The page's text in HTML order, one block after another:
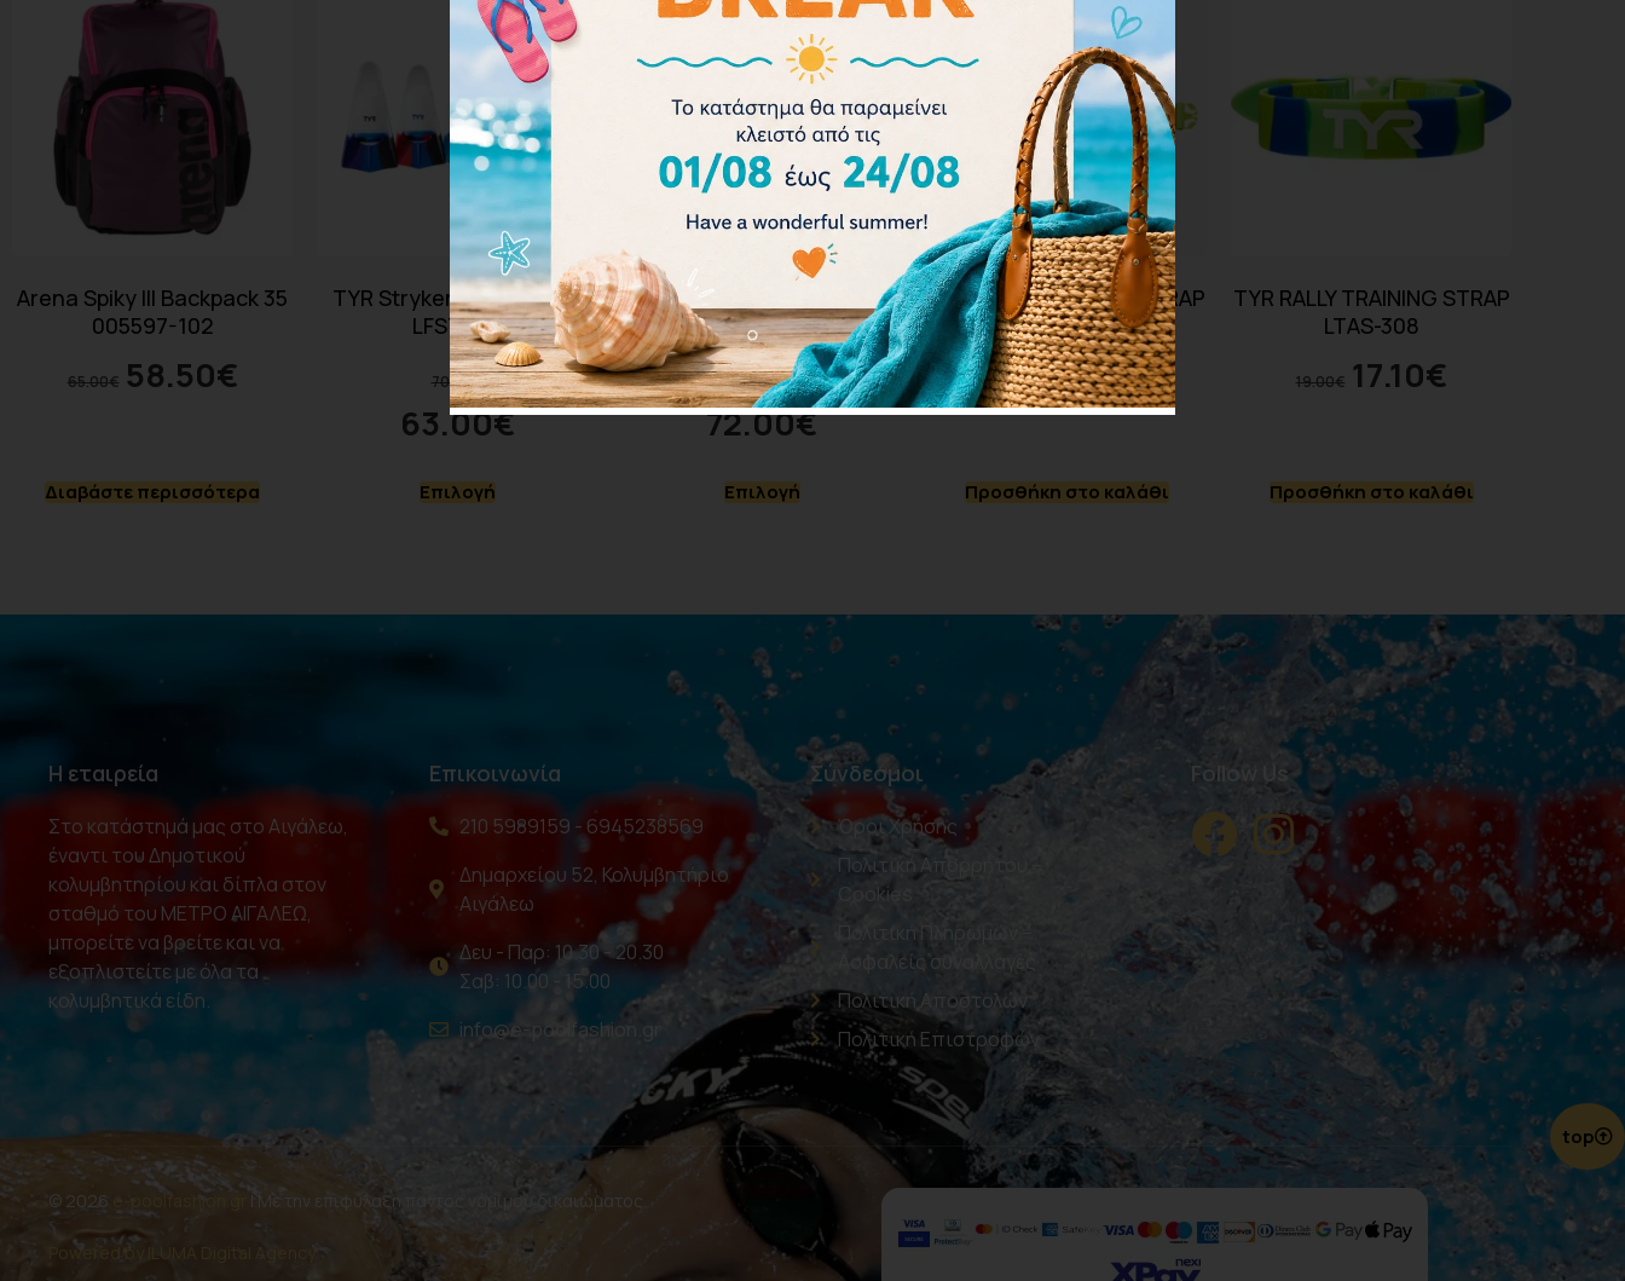
Arena Spiky III Backpack 35
005597-102
65.00€ 58.50€
Διαβάστε περισσότερα
TYR Stryker Silicone Fins
LFSTRKR
70.00€
63.00€
Επιλογή
TYR Hydroblade Fins
LFHYD-101
80.00€
72.00€
Επιλογή
TYR RALLY TRAINING STRAP
LTAS-754
19.00€ 17.10€
Προσθήκη στο καλάθι
TYR RALLY TRAINING STRAP
LTAS-308
19.00€ 17.10€
Προσθήκη στο καλάθι
Η εταιρεία
Στο κατάστημά μας στο Αιγάλεω,
έναντι του Δημοτικού
κολυμβητηρίου και δίπλα στον
σταθμό του ΜΕΤΡΟ ΑΙΓΑΛΕΩ,
μπορείτε να βρείτε και να
εξοπλιστείτε με όλα τα
κολυμβητικά είδη.
Επικοινωνία
210 5989159 - 6945238569
Δημαρχείου 52, Κολυμβητήριο
Αιγάλεω
Δευ - Παρ: 10.30 - 20.30
Σαβ: 10.00 - 15.00
info@e-poolfashion.gr
Σύνδεσμοι
Όροι Χρήσης
Πολιτική Απορρήτου –
Cookies
Πολιτική Πληρωμών –
Ασφαλείς συναλλαγές
Πολιτική Αποστολών
Πολιτική Επιστροφών
Follow Us
© 2026 | Με την επιφύλαξη παντός νομίμου δικαιώματος.
Powered by ILUMA Digital Agency.
top